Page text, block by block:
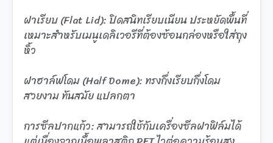
ฝาเรียบ (Flat Lid): ปิดสนิทเรียบเนียน ประหยัดพื้นที่
เหมาะสำหรับเมนูเดลิเวอรีที่ต้องซ้อนกล่องหรือใส่ถุง
หิ้ว
ฝาฮาล์ฟโดม (Half Dome): ทรงกึ่งเรียบกึ่งโดม
สวยงาม ทันสมัย แปลกตา
การซีลปากแก้ว: สามารถใช้กับเครื่องซีลฝาฟิล์มได้